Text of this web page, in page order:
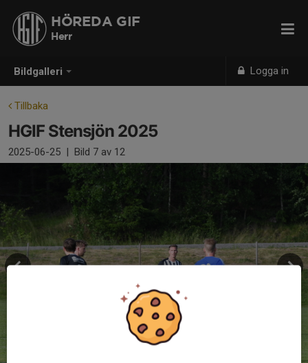
Bildgalleri Logga in
HÖREDA GIF
Herr
Tillbaka
HGIF Stensjön 2025
2025-06-25 | Bild 7 av 12